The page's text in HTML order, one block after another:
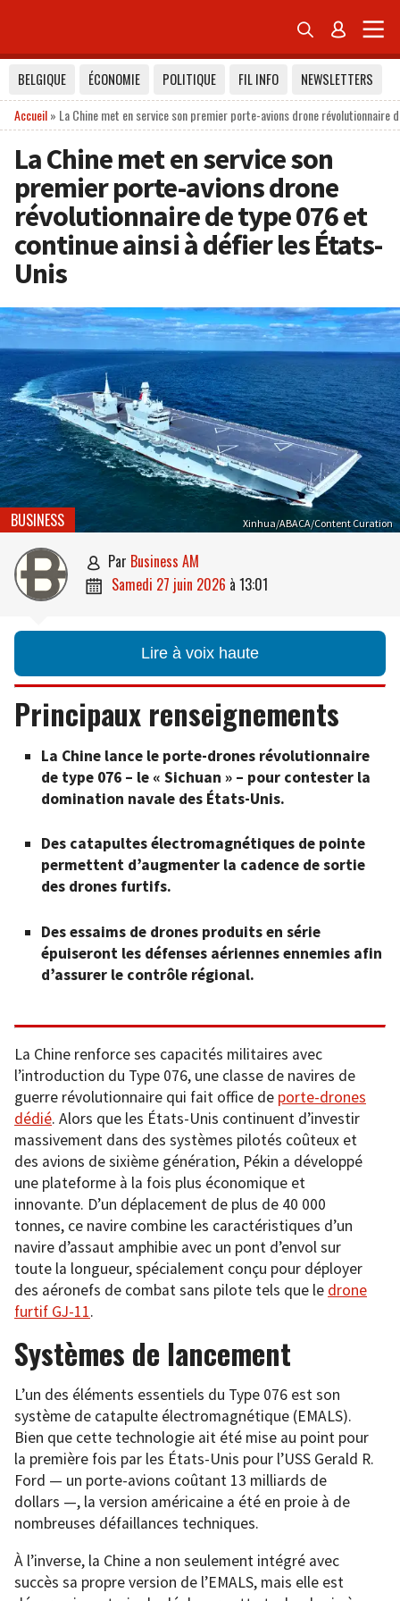
 
BELGIQUE ÉCONOMIE POLITIQUE FIL INFO
NEWSLETTERS
Accueil» La Chine met en service son premier porte-avions drone
La Chine met en service son
premier porte-avions drone
révolutionnaire de type 076 et
continue ainsi à défier les États-
Unis
Xinhua/ABACA/Content Curation
BUSINESS
 par Business AM
 samedi 27 juin 2026 à 13:01
Lire à voix haute
Principaux renseignements
La Chine lance le porte-drones révolutionnaire
de type 076 – le « Sichuan » – pour contester la
domination navale des États-Unis.
Des catapultes électromagnétiques de pointe
permettent d’augmenter la cadence de sortie
des drones furtifs.
Des essaims de drones produits en série
épuiseront les défenses aériennes ennemies afin
d’assurer le contrôle régional.
La Chine renforce ses capacités militaires avec
l’introduction du Type 076, une classe de navires de
guerre révolutionnaire qui fait office de porte-drones
dédié. Alors que les États-Unis continuent d’investir
massivement dans des systèmes pilotés coûteux et
des avions de sixième génération, Pékin a développé
une plateforme à la fois plus économique et
innovante. D’un déplacement de plus de 40 000
tonnes, ce navire combine les caractéristiques d’un
navire d’assaut amphibie avec un pont d’envol sur
toute la longueur, spécialement conçu pour déployer
des aéronefs de combat sans pilote tels que le drone
furtif GJ-11.
Systèmes de lancement
L’un des éléments essentiels du Type 076 est son
système de catapulte électromagnétique (EMALS).
Bien que cette technologie ait été mise au point pour
la première fois par les États-Unis pour l’USS Gerald R.
Ford — un porte-avions coûtant 13 milliards de
dollars —, la version américaine a été en proie à de
nombreuses défaillances techniques.
À l’inverse, la Chine a non seulement intégré avec
succès sa propre version de l’EMALS, mais elle est